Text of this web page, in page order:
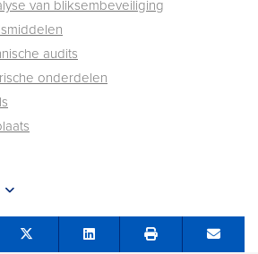
van bliksembeveiliging
audits
onderdelen
Facebook
Tweet Share on LinkedIn Send